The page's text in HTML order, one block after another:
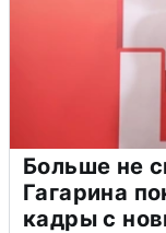
Больше не
Гагарина
кадры с